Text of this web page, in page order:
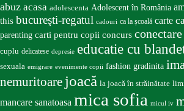
abuz acasa adolescenta Adolescent în România
this bucureşti-regatul cadouri ca la școală carte
parenting carti pentru copii concurs conectare
cuplu delicatese depresie educatie cu
sexuala emigrare evenimente copii fashion gradinita
nemuritoare joacă la joacă în străinătate
mancare sanatoasa mica sofia micul iv